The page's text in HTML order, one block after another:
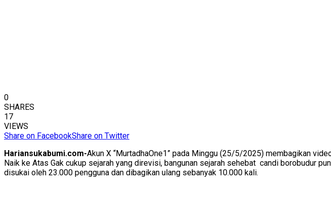
0
SHARES
17
VIEWS
Share on FacebookShare on Twitter
Hariansukabumi.com-Akun X “MurtadhaOne1” pada Minggu (25/5/2025) membagikan
Naik ke Atas Gak cukup sejarah yang direvisi, bangunan sejarah sehebat candi borobudur
disukai oleh 23.000 pengguna dan dibagikan ulang sebanyak 10.000 kali.